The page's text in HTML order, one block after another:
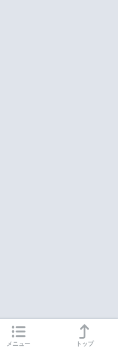
メニュー トップ